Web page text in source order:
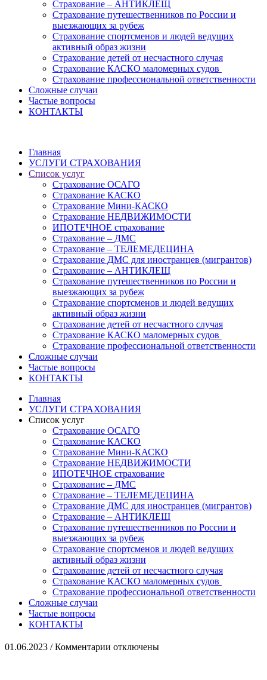
Страхование – АНТИКЛЕЩ
Страхование путешественников по России и
выезжающих за рубеж
Страхование спортсменов и людей ведущих
активный образ жизни
Страхование детей от несчастного случая
Страхование КАСКО маломерных судов
Страхование профессиональной ответственности
Сложные случаи
Частые вопросы
КОНТАКТЫ
Главная
УСЛУГИ СТРАХОВАНИЯ
Список услуг
Страхование ОСАГО
Страхование КАСКО
Страхование Мини-КАСКО
Страхование НЕДВИЖИМОСТИ
ИПОТЕЧНОЕ страхование
Страхование – ДМС
Страхование – ТЕЛЕМЕДЕЦИНА
Страхование ДМС для иностранцев (мигрантов)
Страхование – АНТИКЛЕЩ
Страхование путешественников по России и
выезжающих за рубеж
Страхование спортсменов и людей ведущих
активный образ жизни
Страхование детей от несчастного случая
Страхование КАСКО маломерных судов
Страхование профессиональной ответственности
Сложные случаи
Частые вопросы
КОНТАКТЫ
Главная
УСЛУГИ СТРАХОВАНИЯ
Список услуг
Страхование ОСАГО
Страхование КАСКО
Страхование Мини-КАСКО
Страхование НЕДВИЖИМОСТИ
ИПОТЕЧНОЕ страхование
Страхование – ДМС
Страхование – ТЕЛЕМЕДЕЦИНА
Страхование ДМС для иностранцев (мигрантов)
Страхование – АНТИКЛЕЩ
Страхование путешественников по России и
выезжающих за рубеж
Страхование спортсменов и людей ведущих
активный образ жизни
Страхование детей от несчастного случая
Страхование КАСКО маломерных судов
Страхование профессиональной ответственности
Сложные случаи
Частые вопросы
КОНТАКТЫ
01.06.2023 / Комментарии котключены